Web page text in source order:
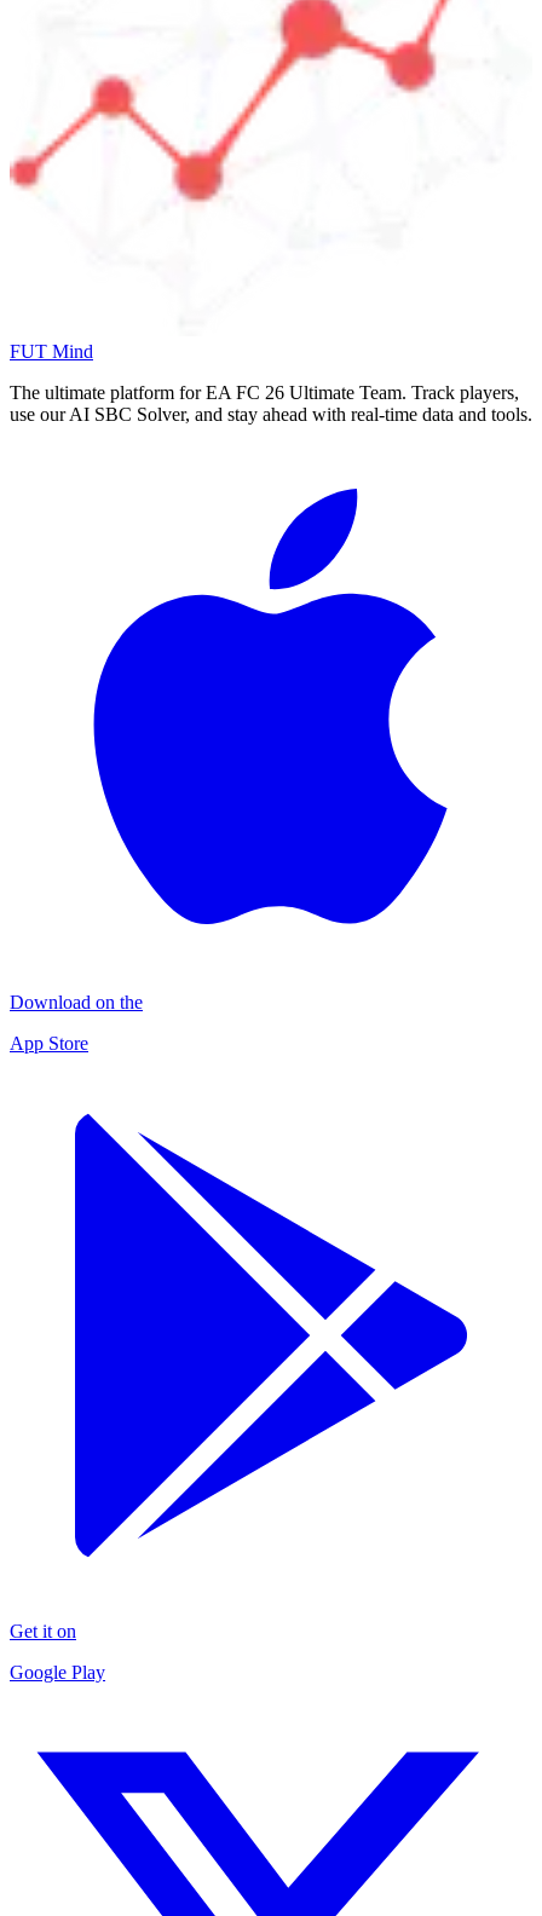
FUT Mind
The ultimate platform for EA FC 26 Ultimate Team. Track players,
use our AI SBC Solver, and stay ahead with real-time data and tools.
Download on the
App Store
Get it on
Google Play